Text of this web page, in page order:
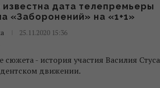
известна дата телепремьеры
«Заборонений» на «1+1»
25.11.2020 15:36
сюжета - история участия Василия Стуса
движении.